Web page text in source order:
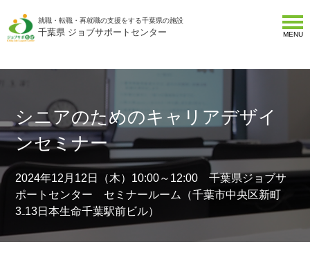
就職・転職・再就職の支援をする千葉県の施設
千葉県 ジョブサポートセンター MENU
シニアのためのキャリアデザイ
ンセミナー
2024年12月12日（木）10:00～12:00 千葉県ジョブサ
ポートセンター セミナールーム（千葉市中央区新町
3₋13日本生命千葉駅前ビル）